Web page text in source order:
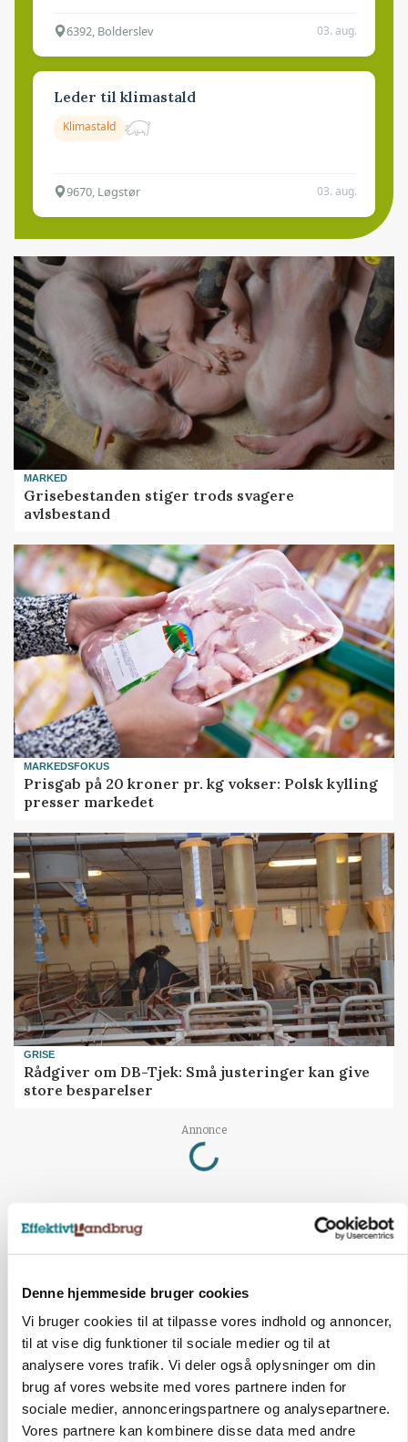
Denne hjemmeside bruger cookies
Vi bruger cookies til at tilpasse vores indhold og annoncer,
til at vise dig funktioner til sociale medier og til at
analysere vores trafik. Vi deler også oplysninger om din
brug af vores website med vores partnere inden for
sociale medier, annonceringspartnere og analysepartnere.
Vores partnere kan kombinere disse data med andre
6392, Bolderslev 03. aug.
Leder til klimastald
Klimastald
9670, Løgstør 03. aug.
MARKED
Grisebestanden stiger trods svagere
avlsbestand
MARKEDSFOKUS
Prisgab på 20 kroner pr. kg vokser: Polsk kylling
presser markedet
GRISE
Rådgiver om DB-Tjek: Små justeringer kan give
store besparelser
Annonce
Loading...
POLITIK